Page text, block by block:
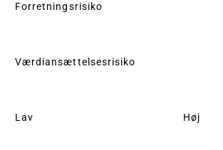
Forretningsrisiko
Værdiansættelsesrisiko
Lav Høj